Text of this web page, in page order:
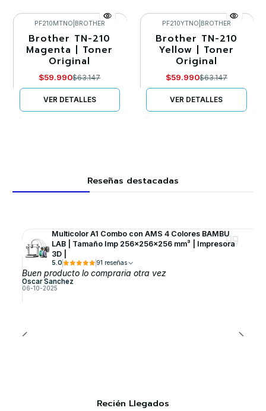
-5%
Agotado
PF210MTNO BROTHER
Brother TN-210
Magenta | Toner
Original
$59.990$63.147
VER DETALLES
-5%
Agotado
PF210YTNO BROTHER
Brother TN-210
Yellow | Toner
Original
$59.990$63.147
VER DETALLES
Reseñas destacadas
Multicolor A1 Combo con AMS 4 Colores BAMBU
LAB | Tamaño Imp 256×256×256 mm³ | Impresora
3D |
5.0 91 reseñas
Buen producto lo compraria otra vez
Oscar Sanchez
06-10-2025
Recién Llegados